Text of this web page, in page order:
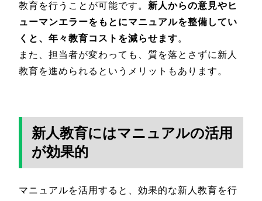
教育を行うことが可能です。 新人からの意見やヒ
ューマンエラーをもとにマニュアルを整備してい
くと、年々教育コストを減らせます。
また、担当者が変わっても、質を落とさずに新人
教育を進められるというメリットもあります。
新人教育にはマニュアルの活用
が効果的
マニュアルを活用すると、効果的な新人教育を行